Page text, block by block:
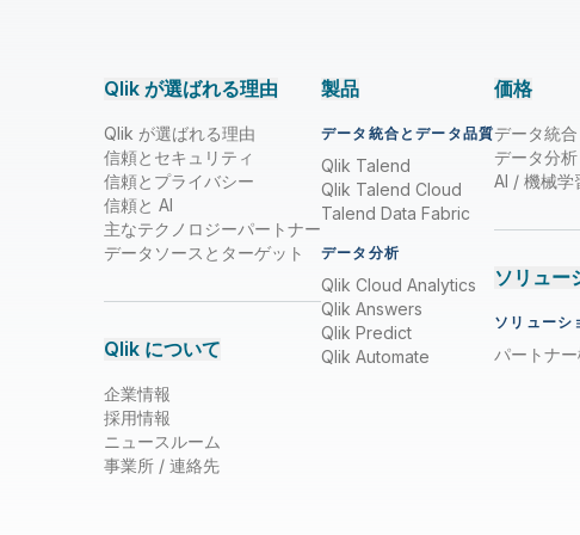
Qlik が選ばれる理由
Qlik が選ばれる理由
信頼とセキュリティ
信頼とプライバシー
信頼と AI
主なテクノロジーパートナー
データソースとターゲット
Qlik について
企業情報
採用情報
ニュースルーム
事業所 / 連絡先
製品
データ統合とデータ品質
Qlik Talend
Qlik Talend Cloud
Talend Data Fabric
データ分析
Qlik Cloud Analytics
Qlik Answers
Qlik Predict
Qlik Automate
価格
データ統合
データ分析
AI / 機械学
ソリュー
ソリューシ
パートナ